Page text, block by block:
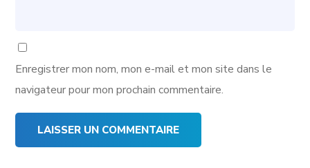
Enregistrer mon nom, mon e-mail et mon site dans le
navigateur pour mon prochain commentaire.